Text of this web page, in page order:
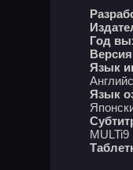
Год
Язык
Язык
MULTi9